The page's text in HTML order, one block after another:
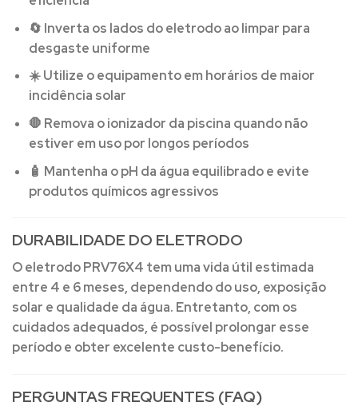
🔄 Inverta os lados do eletrodo ao limpar para
desgaste uniforme
☀️ Utilize o equipamento em horários de maior
incidência solar
🛑 Remova o ionizador da piscina quando não
estiver em uso por longos períodos
🧴 Mantenha o pH da água equilibrado e evite
produtos químicos agressivos
DURABILIDADE DO ELETRODO
O eletrodo PRV76X4 tem uma vida útil estimada
entre 4 e 6 meses, dependendo do uso, exposição
solar e qualidade da água. Entretanto, com os
cuidados adequados, é possível prolongar esse
período e obter excelente custo-benefício.
PERGUNTAS FREQUENTES (FAQ)